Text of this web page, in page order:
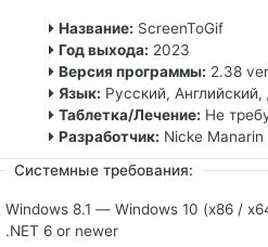
Название: ScreenToGif
Год выхода: 2023
Версия программы: 2.38
Язык: Русский, Английский,
Таблетка/Лечение: Не
Разработчик: Nicke Manarin
Системные требования:
Windows 8.1 — Windows 10 (x86 /
.NET 6 or newer